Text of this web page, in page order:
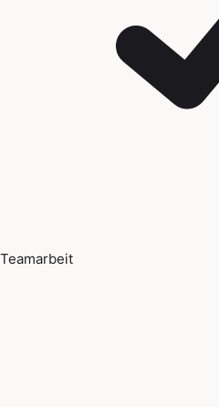
Teamarbeit